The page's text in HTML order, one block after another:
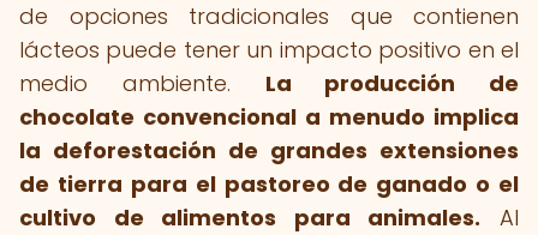
de opciones tradicionales que contienen
lácteos puede tener un impacto positivo en el
medio ambiente. La producción de
chocolate convencional a menudo implica
la deforestación de grandes extensiones
de tierra para el pastoreo de ganado o el
cultivo de alimentos para animales. Al